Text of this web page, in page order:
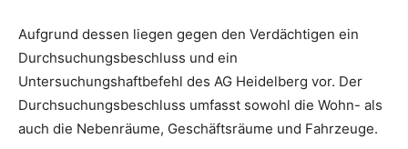
Aufgrund dessen liegen gegen den Verdächtigen ein
Durchsuchungsbeschluss und ein
Untersuchungshaftbefehl des AG Heidelberg vor. Der
Durchsuchungsbeschluss umfasst sowohl die Wohn- als
auch die Nebenräume, Geschäftsräume und Fahrzeuge.